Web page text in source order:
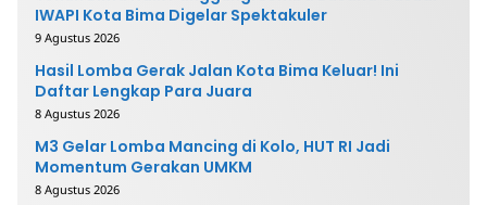
IWAPI Kota Bima Digelar Spektakuler
9 Agustus 2026
Hasil Lomba Gerak Jalan Kota Bima Keluar! Ini
Daftar Lengkap Para Juara
8 Agustus 2026
M3 Gelar Lomba Mancing di Kolo, HUT RI Jadi
Momentum Gerakan UMKM
8 Agustus 2026